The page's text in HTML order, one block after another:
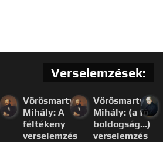
Verselemzések:
Vörösmarty
Mihály: A
féltékeny
verselemzés
Vörösmarty
Mihály: (a fő
boldogság…)
verselemzés